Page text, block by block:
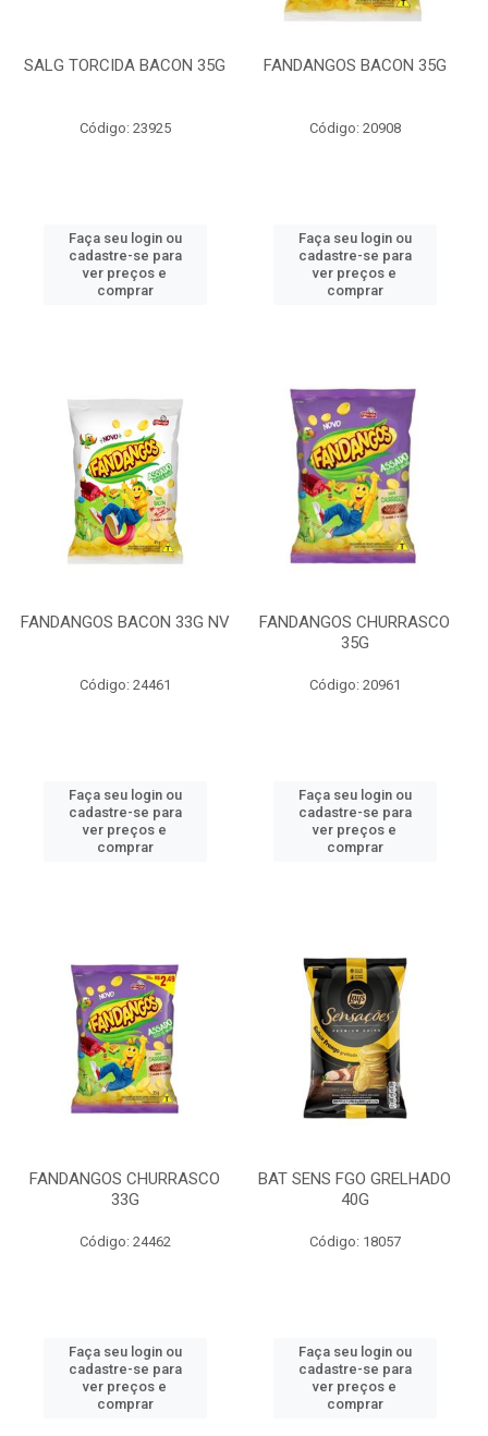
SALG TORCIDA BACON 35G
Código: 23925
Faça seu login ou
cadastre-se para
ver preços e
comprar
FANDANGOS BACON 35G
Código: 20908
Faça seu login ou
cadastre-se para
ver preços e
comprar
FANDANGOS BACON 33G NV
Código: 24461
Faça seu login ou
cadastre-se para
ver preços e
comprar
FANDANGOS CHURRASCO
35G
Código: 20961
Faça seu login ou
cadastre-se para
ver preços e
comprar
FANDANGOS CHURRASCO
33G
Código: 24462
Faça seu login ou
cadastre-se para
ver preços e
comprar
BAT SENS FGO GRELHADO
40G
Código: 18057
Faça seu login ou
cadastre-se para
ver preços e
comprar